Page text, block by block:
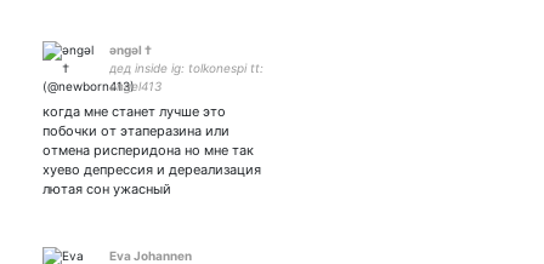
əngəl †
дед inside ig: tolkonespi tt:
engel413
когда мне станет лучше это
побочки от этаперазина или
отмена рисперидона но мне так
хуево депрессия и дереализация
лютая сон ужасный
Eva Johannen